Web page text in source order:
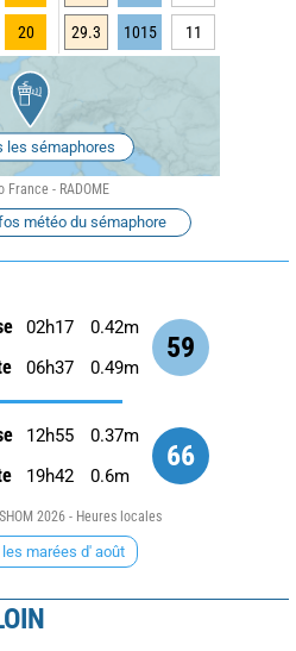
20 29.3 1015 11
les sémaphores
France - RADOME
météo du sémaphore
59
02h17 0.42m
06h37 0.49m
66
12h55 0.37m
19h42 0.6m
2026 - Heures locales
marées d' août